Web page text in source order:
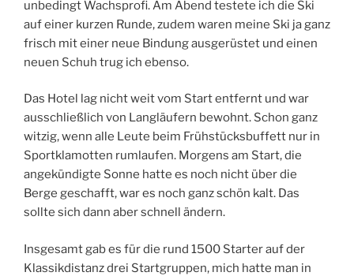
unbedingt Wachsprofi. Am Abend testete ich die Ski
auf einer kurzen Runde, zudem waren meine Ski ja ganz
frisch mit einer neue Bindung ausgerüstet und einen
neuen Schuh trug ich ebenso.
Das Hotel lag nicht weit vom Start entfernt und war
ausschließlich von Langläufern bewohnt. Schon ganz
witzig, wenn alle Leute beim Frühstücksbuffett nur in
Sportklamotten rumlaufen. Morgens am Start, die
angekündigte Sonne hatte es noch nicht über die
Berge geschafft, war es noch ganz schön kalt. Das
sollte sich dann aber schnell ändern.
Insgesamt gab es für die rund 1500 Starter auf der
Klassikdistanz drei Startgruppen, mich hatte man in